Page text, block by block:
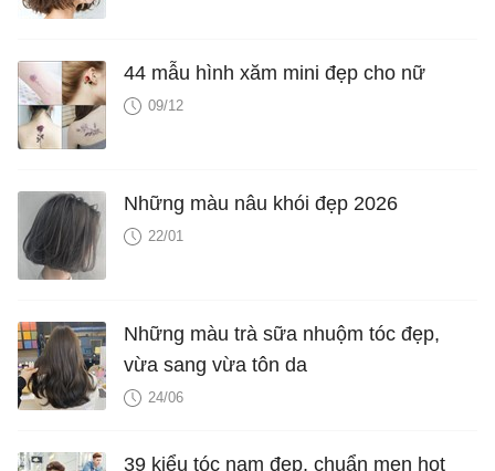
44 mẫu hình xăm mini đẹp cho nữ
09/12
Những màu nâu khói đẹp 2026
22/01
Những màu trà sữa nhuộm tóc đẹp,
vừa sang vừa tôn da
24/06
39 kiểu tóc nam đẹp, chuẩn men hot